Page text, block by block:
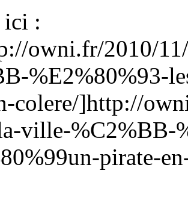
ici :
owni.fr/2010/
%E2%80%93-
colere/]http://
ville-%C2%BB-
pirate-